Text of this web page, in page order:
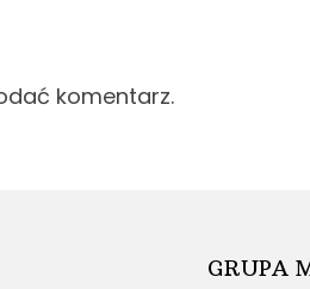
komentarz.
GRUPA